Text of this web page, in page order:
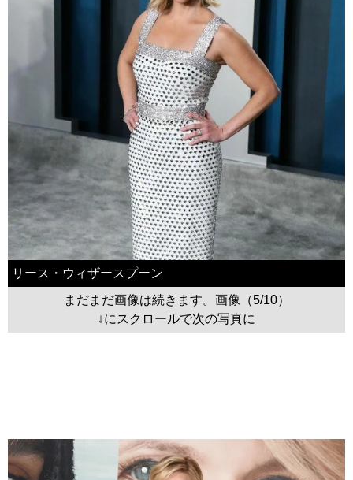
リース・ウィザースプーン
まだまだ画像は続きます。画像（5/10）
↓にスクロールで次の写真に